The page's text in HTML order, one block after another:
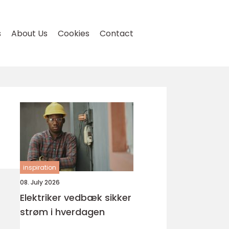
About Us Cookies Contact
inspiration
08. July 2026
Elektriker vedbæk sikker
strøm i hverdagen